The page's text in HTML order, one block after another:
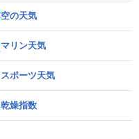
空の天気
マリン天気
スポーツ天気
乾燥指数